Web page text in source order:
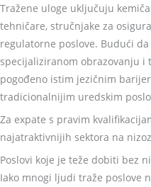
Tražene uloge uključuju
tehničare, stručnjake za
regulatorne poslove. Budući
specijaliziranom obrazovanju i
pogođeno istim jezičnim
tradicionalnijim uredskim
Za expate s pravim
najatraktivnijih sektora na
Poslovi koje je teže dobiti bez
Iako mnogi ljudi traže poslove